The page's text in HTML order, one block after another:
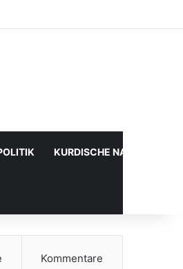
KURDISCHE
Kommentare